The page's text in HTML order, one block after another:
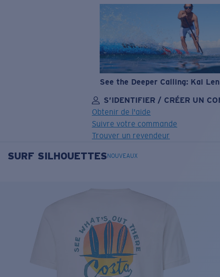
See the Deeper Calling: Kai
S’IDENTIFIER / CRÉER UN
Obtenir de l'aide
Suivre votre commande
Trouver un revendeur
OBJECTIF MIS À JOURAJOUTÉ AU PANIER!
Prix :
Quantité:
Prix : Gratuit
Quantité:
SURF SILHOUETTES NOUVEAUX